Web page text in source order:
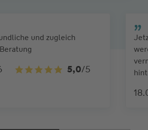
und zugleich
5,0/5